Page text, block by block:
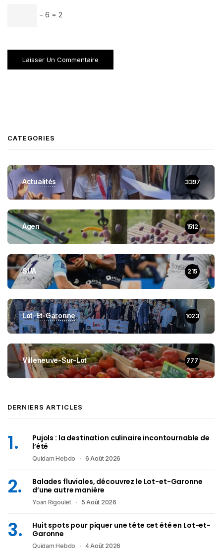
− 6 = 2
CATEGORIES
Actualités 3397
Agen 1512
SUA 215
Lot-Et-Garonne 1023
Villeneuve-Sur-Lot 777
DERNIERS ARTICLES
Pujols : la destination culinaire incontournable de
l’été
Quidam Hebdo 6 Août 2026
Balades fluviales, découvrez le Lot-et-Garonne
d’une autre manière
Yoan Rigoulet 5 Août 2026
Huit spots pour piquer une tête cet été en Lot-et-
Garonne
Quidam Hebdo 4 Août 2026